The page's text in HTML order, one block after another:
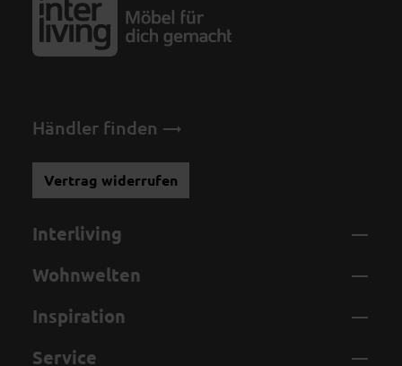
Händler finden
Vertrag widerrufen
Interliving
Wohnwelten
Inspiration
Service